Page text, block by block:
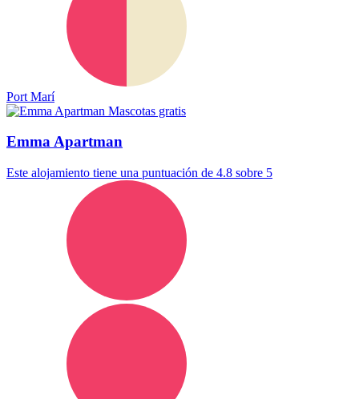
Port Marí
Mascotas gratis
Emma Apartman
Este alojamiento tiene una puntuación de 4.8 sobre 5